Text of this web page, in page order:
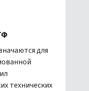
для
технических